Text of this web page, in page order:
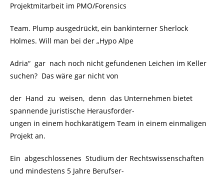
Projektmitarbeit im PMO/Forensics
Team. Plump ausgedrückt, ein bankinterner Sherlock
Holmes. Will man bei der „Hypo Alpe
Adria“ gar nach noch nicht gefundenen Leichen im Keller
suchen? Das wäre gar nicht von
der Hand zu weisen, denn das Unternehmen bietet
spannende juristische Herausforder-
ungen in einem hochkarätigem Team in einem einmaligen
Projekt an.
Ein abgeschlossenes Studium der Rechtswissenschaften
und mindestens 5 Jahre Berufser-